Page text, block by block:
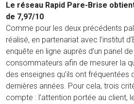
Le réseau Rapid Pare-Brise
de 7,97/10
Comme pour les deux précédents
réalisé, en partenariat avec l’institut
enquête en ligne auprès d’un panel
consommateurs afin de mesurer la
des enseignes qu’ils ont fréquentées
dernières années. Pour cela, trois
compte : l’attention portée au client,